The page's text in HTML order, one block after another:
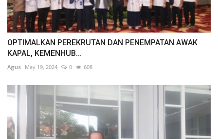
OPTIMALKAN PEREKRUTAN DAN PENEMPATAN AWAK
KAPAL, KEMENHUB...
Agus May 19, 2024 0 608